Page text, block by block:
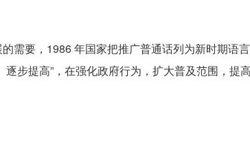
需要，1986 年国家把推广普通话列为新时期语
步提高”，在强化政府行为，扩大普及范围，提